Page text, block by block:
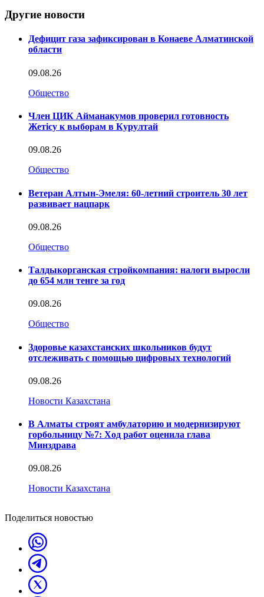
Другие новости
Дефицит газа зафиксирован в Конаеве Алматинской
области
09.08.26
Общество
Член ЦИК Айманакумов проверил готовность
Жетісу к выборам в Курултай
09.08.26
Общество
Ветеран Алтын-Эмеля: 60-летний строитель 30 лет
развивает нацпарк
09.08.26
Общество
Талдыкорганская стройкомпания: налоги выросли
до 654 млн тенге за год
09.08.26
Общество
Здоровье казахстанских школьников будут
отслеживать с помощью цифровых технологий
09.08.26
Новости Казахстана
В Алматы строят амбулаторию и модернизируют
горбольницу №7: Ход работ оценила глава
Минздрава
09.08.26
Новости Казахстана
Поделиться новостью